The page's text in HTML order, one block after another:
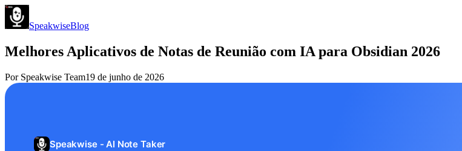
SpeakwiseBlog
Melhores Aplicativos de Notas de Reunião com IA para Obsidian 2026
Por Speakwise Team19 de junho de 2026
Speakwise - AI Note Taker